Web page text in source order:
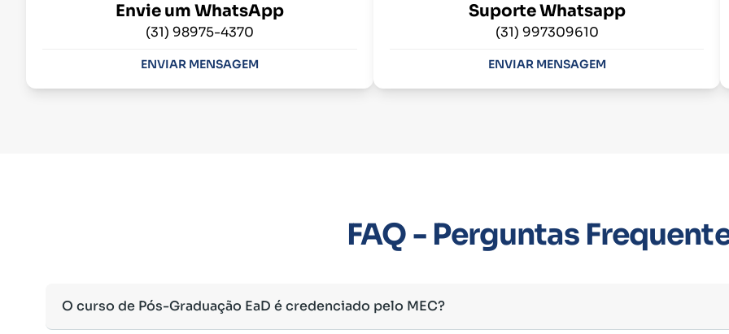
Envie um WhatsApp
(31) 98975-4370
ENVIAR MENSAGEM
Suporte Whatsapp
(31) 997309610
ENVIAR MENSAGEM
FAQ - Perguntas
O curso de Pós-Graduação EaD é credenciado pelo MEC?